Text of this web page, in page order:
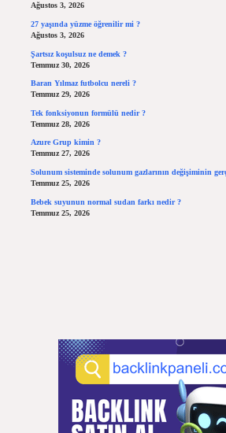
Ağustos 3, 2026
27 yaşında yüzme öğrenilir mi ?
Ağustos 3, 2026
Şartsız koşulsuz ne demek ?
Temmuz 30, 2026
Baran Yılmaz futbolcu nereli ?
Temmuz 29, 2026
Tek fonksiyonun formülü nedir ?
Temmuz 28, 2026
Azure Grup kimin ?
Temmuz 27, 2026
Solunum sisteminde solunum gazlarının değişiminin
Temmuz 25, 2026
Bebek suyunun normal sudan farkı nedir ?
Temmuz 25, 2026